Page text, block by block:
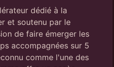
dédié à la
et soutenu par le
de faire émerger les
accompagnées sur 5
comme l'une des